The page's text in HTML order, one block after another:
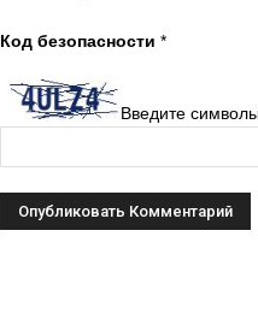
Код безопасности *
Введите